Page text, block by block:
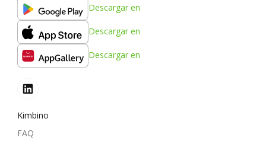
Descargar en
Descargar en
Descargar en
Kimbino
FAQ